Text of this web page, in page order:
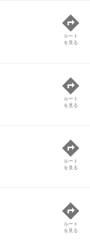
ルート
を見る
ルート
を見る
ルート
を見る
ルート
を見る